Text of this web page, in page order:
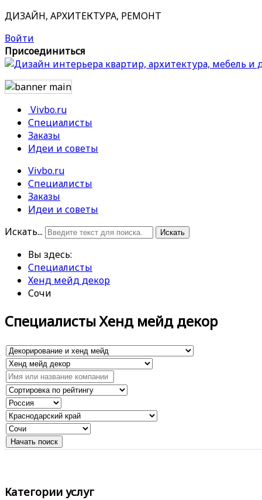
ДИЗАЙН, АРХИТЕКТУРА, РЕМОНТ
Войти
Присоединиться
Vivbo.ru
Специалисты
Заказы
Идеи и советы
Vivbo.ru
Специалисты
Заказы
Идеи и советы
Искать...
Искать
Вы здесь:
Специалисты
Хенд мейд декор
Сочи
Специалисты Хенд мейд декор
Категории услуг